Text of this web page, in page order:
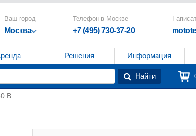
Ваш город
Москва
Телефон в Москве
+7 (495) 730-37-20
Решения Информация
Найти
B